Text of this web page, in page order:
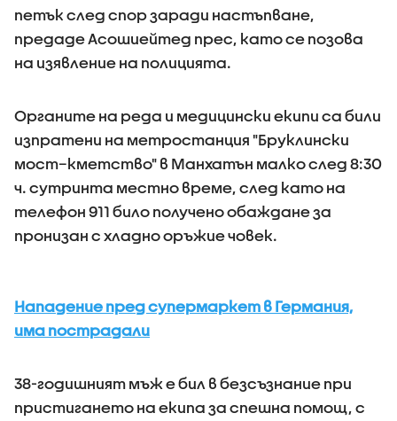
петък след спор заради настъпване,
предаде Асошиейтед прес, като се позова
на изявление на полицията.
Органите на реда и медицински екипи са били
изпратени на метростанция "Бруклински
мост–кметство" в Манхатън малко след 8:30
ч. сутринта местно време, след като на
телефон 911 било получено обаждане за
пронизан с хладно оръжие човек.
Нападение пред супермаркет в Германия,
има пострадали
38-годишният мъж е бил в безсъзнание при
пристигането на екипа за спешна помощ, с